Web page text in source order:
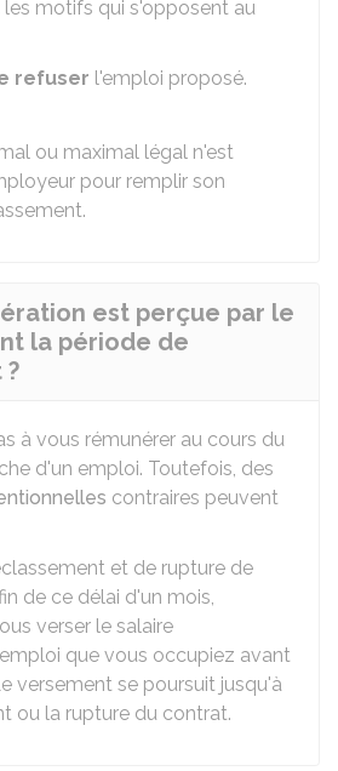
motifs qui s'opposent au
refuser l'emploi proposé.
ou maximal légal n'est
pour remplir son
est perçue par le
la période de
à vous rémunérer au cours du
d'un emploi. Toutefois, des
contraires peuvent
et de rupture de
de ce délai d'un mois,
verser le salaire
que vous occupiez avant
versement se poursuit jusqu'à
ou la rupture du contrat.